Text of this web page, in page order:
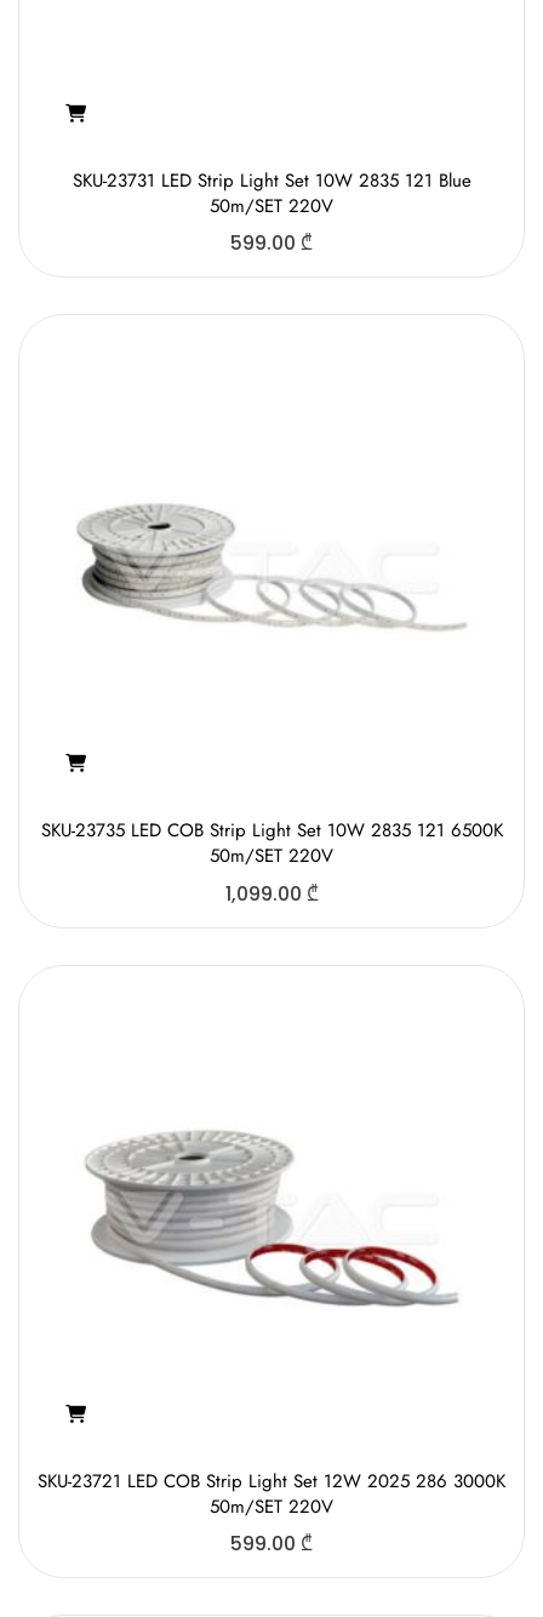
SKU-23731 LED Strip Light Set 10W 2835 121 Blue
50m/SET 220V
599.00 ₾
SKU-23735 LED COB Strip Light Set 10W 2835 121 6500K
50m/SET 220V
1,099.00 ₾
SKU-23721 LED COB Strip Light Set 12W 2025 286 3000K
50m/SET 220V
599.00 ₾